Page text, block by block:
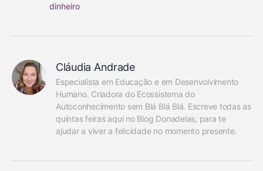
dinheiro
Cláudia Andrade
Especialista em Educação e em Desenvolvimento
Humano. Criadora do Ecossistema do
Autoconhecimento sem Blá Blá Blá. Escreve todas as
quintas feiras aqui no Blog Donadelas, para te
ajudar a viver a felicidade no momento presente.